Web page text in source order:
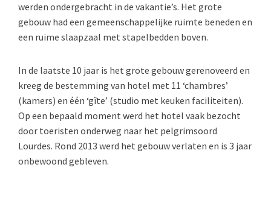
werden ondergebracht in de vakantie’s. Het grote
gebouw had een gemeenschappelijke ruimte beneden en
een ruime slaapzaal met stapelbedden boven.
In de laatste 10 jaar is het grote gebouw gerenoveerd en
kreeg de bestemming van hotel met 11 ‘chambres’
(kamers) en één ‘gîte’ (studio met keuken faciliteiten).
Op een bepaald moment werd het hotel vaak bezocht
door toeristen onderweg naar het pelgrimsoord
Lourdes. Rond 2013 werd het gebouw verlaten en is 3 jaar
onbewoond gebleven.